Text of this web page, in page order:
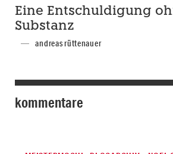
Eine Entschuldigung
Substanz
andreas rüttenauer
kommentare